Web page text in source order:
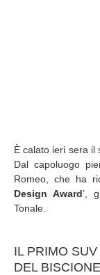
È calato ieri sera il
Dal capoluogo
Romeo, che ha
Design Award’,
Tonale.
IL PRIMO
DEL BISCIONE